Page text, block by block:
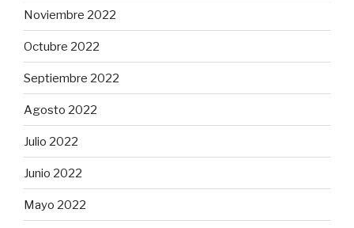
Noviembre 2022
Octubre 2022
Septiembre 2022
Agosto 2022
Julio 2022
Junio 2022
Mayo 2022